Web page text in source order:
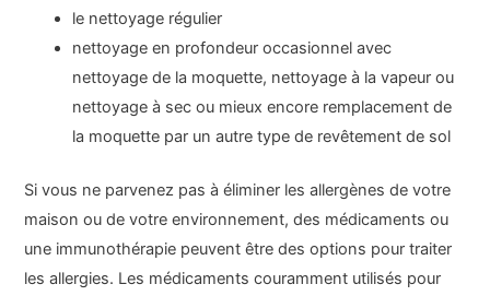
le nettoyage régulier
nettoyage en profondeur occasionnel avec
nettoyage de la moquette, nettoyage à la vapeur ou
nettoyage à sec ou mieux encore remplacement de
la moquette par un autre type de revêtement de sol
Si vous ne parvenez pas à éliminer les allergènes de votre
maison ou de votre environnement, des médicaments ou
une immunothérapie peuvent être des options pour traiter
les allergies. Les médicaments couramment utilisés pour